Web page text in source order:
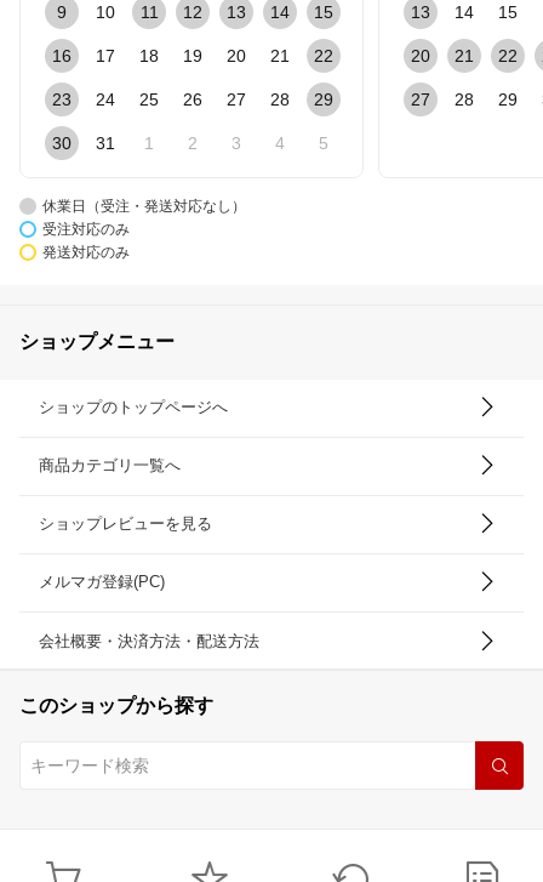
9 10 11 12 13 14 15
16 17 18 19 20 21 22
23 24 25 26 27 28 29
30 31 1 2 3 4 5
13 14 15
20 21 22
27 28 29
休業日（受注・発送対応なし）
受注対応のみ
発送対応のみ
ショップメニュー
ショップのトップページへ
商品カテゴリ一覧へ
ショップレビューを見る
メルマガ登録(PC)
会社概要・決済方法・配送方法
このショップから探す